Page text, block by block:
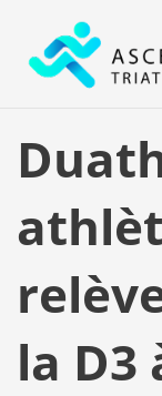
contenu
la D3